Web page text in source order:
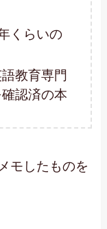
くらいの
教育専門
認済の本
モしたものを